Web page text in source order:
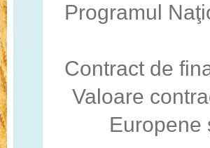
Programul
Contract de
Valoare
Europene